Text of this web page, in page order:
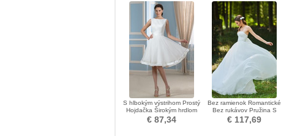
S hlbokým výstrihom Prostý
Hojdačka Širokým hrdlom
Nevestin obleko
€ 87,34
Bez ramienok Romantické
Bez rukávov Pružina S
diakritikou luk Nevestin
obleko
€ 117,69